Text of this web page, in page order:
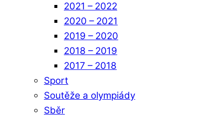
2021 – 2022
2020 – 2021
2019 – 2020
2018 – 2019
2017 – 2018
Sport
Soutěže a olympiády
Sběr